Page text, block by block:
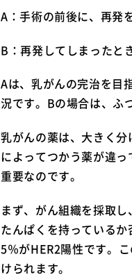
A：手術の前後に、再発
B：再発してしまったと
Aは、乳がんの完治を目
況です。Bの場合は、ふ
乳がんの薬は、大きく
によってつかう薬が違
重要なのです。
まず、がん組織を採取
たんぱくを持っている
5％がHER2陽性です。
けられます。